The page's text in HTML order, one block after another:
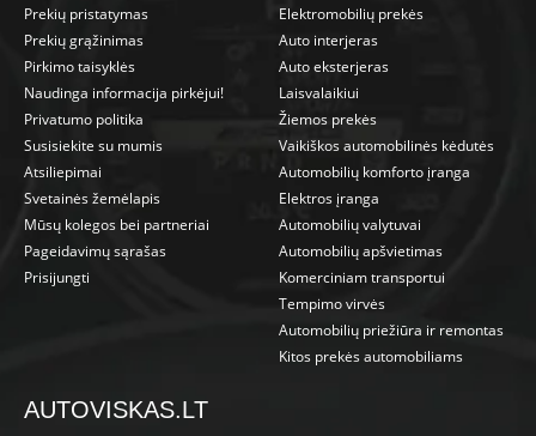
Prekių pristatymas
Prekių grąžinimas
Pirkimo taisyklės
Naudinga informacija pirkėjui!
Privatumo politika
Susisiekite su mumis
Atsiliepimai
Svetainės žemėlapis
Mūsų kolegos bei partneriai
Pageidavimų sąrašas
Prisijungti
Elektromobilių prekės
Auto interjeras
Auto eksterjeras
Laisvalaikiui
Žiemos prekės
Vaikiškos automobilinės kėdutės
Automobilių komforto įranga
Elektros įranga
Automobilių valytuvai
Automobilių apšvietimas
Komerciniam transportui
Tempimo virvės
Automobilių priežiūra ir remontas
Kitos prekės automobiliams
AUTOVISKAS.LT